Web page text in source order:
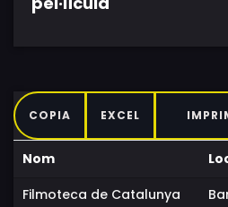
COPIA EXCEL
Nom
Filmoteca de Catalunya